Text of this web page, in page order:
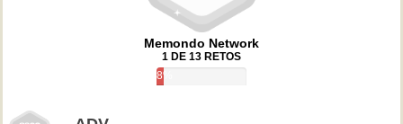
Memondo Network
1 DE 13 RETOS
8%